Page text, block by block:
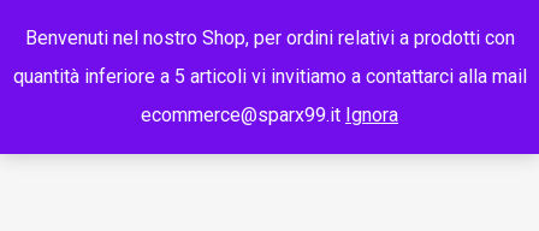
Benvenuti nel nostro Shop, per ordini relativi a prodotti con
quantità inferiore a 5 articoli vi invitiamo a contattarci alla mail
ecommerce@sparx99.it Ignora